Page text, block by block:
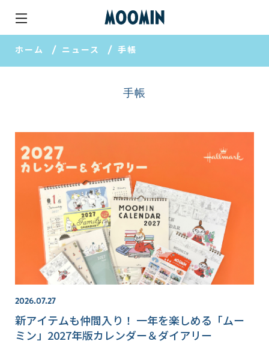
ホーム ニュース 手帳
手帳
2026.07.27
新アイテムも仲間入り！ 一年を楽しめる「ムー
ミン」2027年版カレンダー＆ダイアリー